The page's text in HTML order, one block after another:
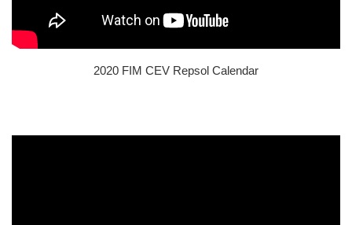
2020 FIM CEV Repsol Calendar